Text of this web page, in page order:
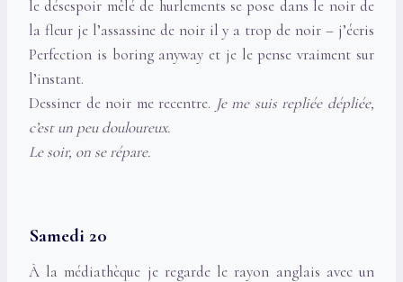
le désespoir mêlé de hurlements se pose dans le noir de
la fleur je l’assassine de noir il y a trop de noir – j’écris
Perfection is boring anyway et je le pense vraiment sur
l’instant.
Dessiner de noir me recentre. Je me suis repliée dépliée,
c’est un peu douloureux.
Le soir, on se répare.
Samedi 20
À la médiathèque je regarde le rayon anglais avec un